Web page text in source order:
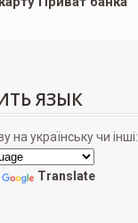
ЯЗЫК
на українську чи інші:
Translate